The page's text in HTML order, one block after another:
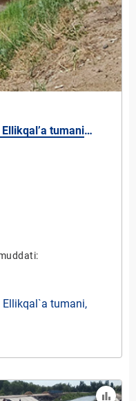
tumani
5 kVt)
tumani,